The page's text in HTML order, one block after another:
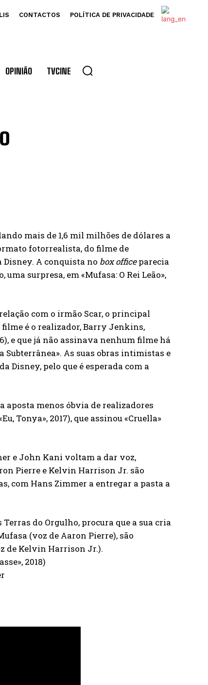
CONTACTOS POLÍTICA DE PRIVACIDADE
OPINIÃO TVCINE
mais de 1,6 mil milhões de dólares a
fotorrealista, do filme de
Disney. A conquista no box officeparecia
surpresa, em «Mufasa: O Rei Leão»,
com o irmão Scar, o principal
é o realizador, Barry Jenkins,
e que já não assinava nenhum filme há
Subterrânea». As suas obras intimistas e
Disney, pelo que é esperada com a
aposta menos óbvia de realizadores
Tonya», 2017), que assinou «Cruella»
e John Kani voltam a dar voz,
Pierre e Kelvin Harrison Jr. são
com Hans Zimmer a entregar a pasta a
do Orgulho, procura que a sua cria
(voz de Aaron Pierre), são
de Kelvin Harrison Jr.).
2018)